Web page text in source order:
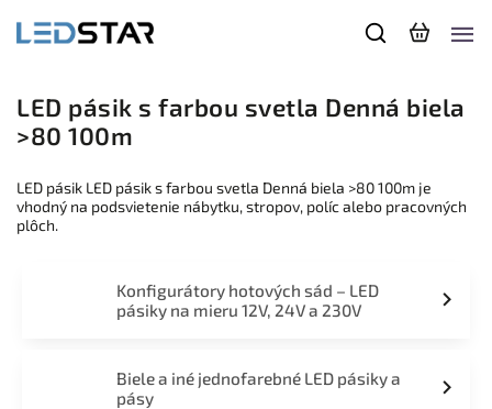
LED pásik s farbou svetla Denná biela
>80 100m
LED pásik LED pásik s farbou svetla Denná biela >80 100m je
vhodný na podsvietenie nábytku, stropov, políc alebo pracovných
plôch.
Konfigurátory hotových sád – LED
pásiky na mieru 12V, 24V a 230V
Biele a iné jednofarebné LED pásiky a
pásy